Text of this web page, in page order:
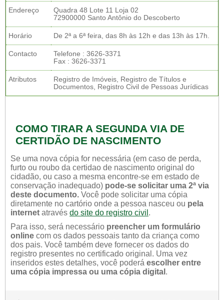
Endereço
Quadra 48 Lote 11 Loja 02
72900000 Santo Antônio do Descoberto
Horário De 2ª a 6ª feira, das 8h às 12h e das 13h às 17h.
Contacto
Telefone : 3626-3371
Fax : 3626-3371
Atributos
Registro de Imóveis, Registro de Títulos e
Documentos, Registro Civil de Pessoas Jurídicas
COMO TIRAR A SEGUNDA VIA DE
CERTIDÃO DE NASCIMENTO
Se uma nova cópia for necessária (em caso de perda,
furto ou roubo da certidao de nascimento original do
cidadão, ou caso a mesma encontre-se em estado de
conservação inadequado) pode-se solicitar uma 2ª via
deste documento. Você pode solicitar uma cópia
diretamente no cartório onde a pessoa nasceu ou pela
internet através do site do registro civil .
Para isso, será necessário preencher um formulário
online com os dados pessoais tanto da criança como
dos pais. Você também deve fornecer os dados do
registro presentes no certificado original. Uma vez
inseridos estes detalhes, você poderá escolher entre
uma cópia impressa ou uma cópia digital .